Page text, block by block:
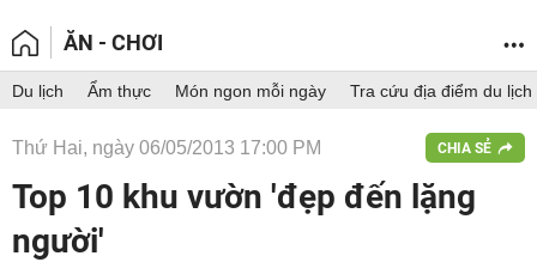
ĂN - CHƠI
Du lịch Ẩm thực Món ngon mỗi ngày Tra cứu địa điểm du lịch
Thứ Hai, ngày 06/05/2013 17:00 PM CHIA SẺ
Top 10 khu vườn 'đẹp đến lặng
người'